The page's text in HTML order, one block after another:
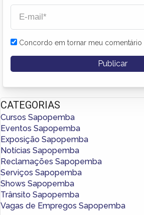
Concordo em tornar meu
CATEGORIAS
Cursos Sapopemba
Eventos Sapopemba
Exposição Sapopemba
Notícias Sapopemba
Reclamações Sapopemba
Serviços Sapopemba
Shows Sapopemba
Trânsito Sapopemba
Vagas de Empregos Sapopemba